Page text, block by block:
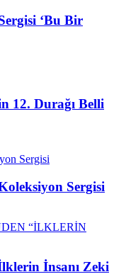
‘Bu Bir
12. Durağı Belli
Sergisi
İnsanı Zeki